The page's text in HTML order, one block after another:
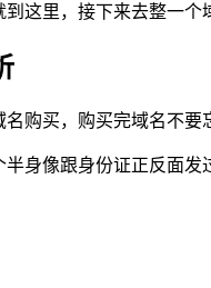
这里，接下来去整一个
购买，购买完域名不
身像跟身份证正反面